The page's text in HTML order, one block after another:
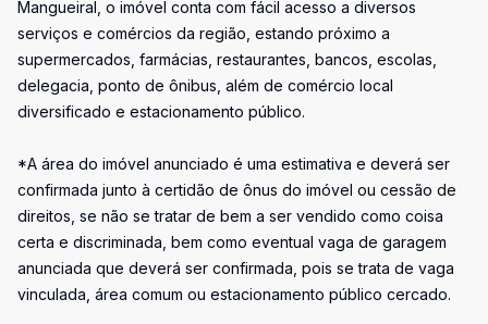
Mangueiral, o imóvel conta com fácil acesso a diversos
serviços e comércios da região, estando próximo a
supermercados, farmácias, restaurantes, bancos, escolas,
delegacia, ponto de ônibus, além de comércio local
diversificado e estacionamento público.
*A área do imóvel anunciado é uma estimativa e deverá ser
confirmada junto à certidão de ônus do imóvel ou cessão de
direitos, se não se tratar de bem a ser vendido como coisa
certa e discriminada, bem como eventual vaga de garagem
anunciada que deverá ser confirmada, pois se trata de vaga
vinculada, área comum ou estacionamento público cercado.